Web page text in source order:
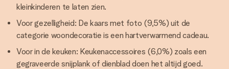
kleinkinderen te laten zien.
Voor gezelligheid: De kaars met foto (9,5%) uit de
categorie woondecoratie is een hartverwarmend cadeau.
Voor in de keuken: Keukenaccessoires (6,0%) zoals een
gegraveerde snijplank of dienblad doen het altijd goed.